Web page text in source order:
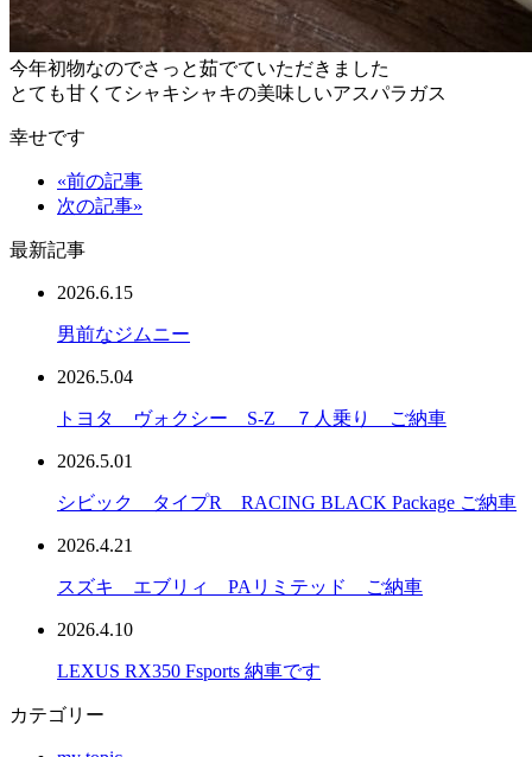
今年初物なのでさっと茹でていただきました
とても甘くてシャキシャキの美味しいアスパラガス
幸せです
«前の記事
次の記事»
最新記事
2026.6.15
男前なジムニー
2026.5.04
トヨタ ヴォクシー S-Z ７人乗り ご納車
2026.5.01
シビック タイプR RACING BLACK Package ご納車
2026.4.21
スズキ エブリィ PAリミテッド ご納車
2026.4.10
LEXUS RX350 Fsports 納車です
カテゴリー